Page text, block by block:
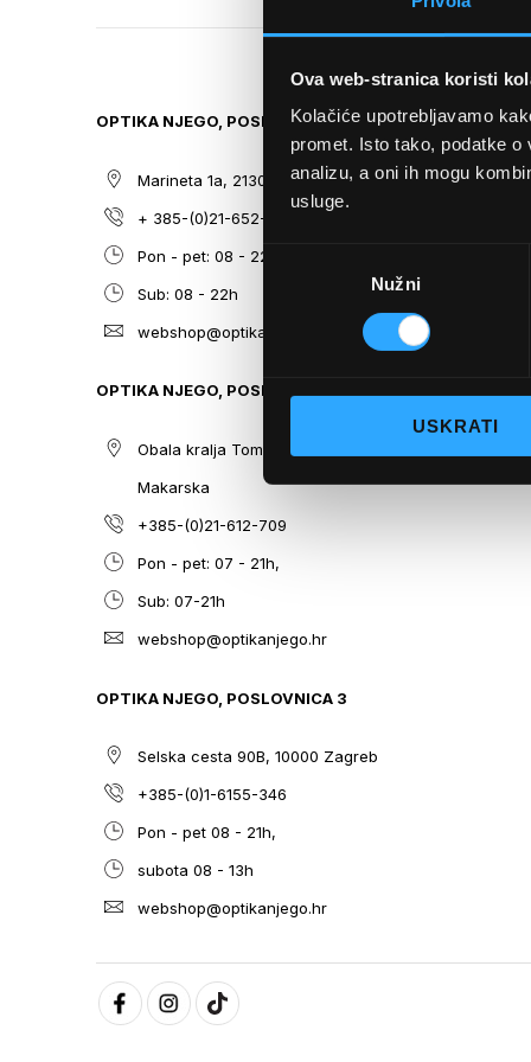
Ova web-stranica koristi
Kolačiće upotrebljavamo
promet. Isto tako, podatke
analizu, a oni ih mogu
usluge.
Odabir
Nužni
USKRATI
THE
THE
GALLERY
OPTIKA NJEGO, POSLOVNICA 1
Marineta 1a, 21300 Makarska
+ 385-(0)21-652-102
Pon - pet: 08 - 22h,
Sub: 08 - 22h
webshop@optikanjego.hr
OPTIKA NJEGO, POSLOVNICA 2
Obala kralja Tomislava 14, 21300
Makarska
+385-(0)21-612-709
Pon - pet: 07 - 21h,
Sub: 07-21h
webshop@optikanjego.hr
OPTIKA NJEGO, POSLOVNICA 3
Selska cesta 90B, 10000 Zagreb
+385-(0)1-6155-346
Pon - pet 08 - 21h,
subota 08 - 13h
webshop@optikanjego.hr
SITEMAP
O nama
Optika